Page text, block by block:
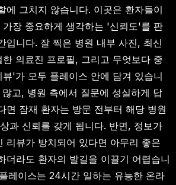
에 그치지 않습니다. 이곳은 환자들이
장 중요하게 생각하는 '신뢰도'를 판
입니다. 잘 찍은 병원 내부 사진, 최신
의료진 프로필, 그리고 무엇보다 중
'가 모두 플레이스 안에 담겨 있습니
고, 병원 측에서 질문에 성실하게 답
면 잠재 환자는 방문 전부터 해당 병원
과 신뢰를 갖게 됩니다. 반면, 정보가
리뷰가 방치되어 있다면 아무리 좋은
더라도 환자의 발길을 이끌기 어렵습니
레이스는 24시간 일하는 유능한 온라